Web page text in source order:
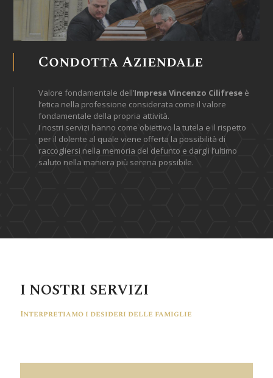
Condotta Aziendale
Valore fondamentale dell’Impresa Vincenzo Cilifrese è
l’etica nella professione considerata come il valore
fondamentale della propria attività.
I nostri servizi hanno come obiettivo la tutela e il rispetto
per il dolente al quale viene offerta la possibilità di
raccogliersi nella memoria del defunto e dargli l’ultimo
saluto nella maniera più serena possibile.
I NOSTRI SERVIZI
Interpretiamo i desideri delle famiglie